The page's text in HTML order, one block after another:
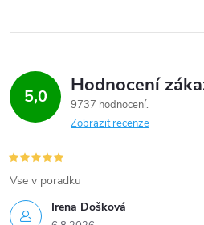
5,0 Hodnocení
9737 hodnocení
Zobrazit recenze
Irena Došková
Vse v poradku